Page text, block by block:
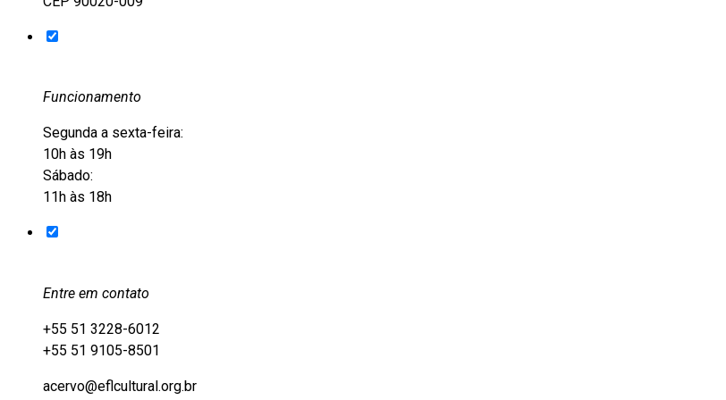
Funcionamento
Segunda a sexta-feira:
10h às 19h
Sábado:
11h às 18h
Entre em contato
+55 51 3228-6012
+55 51 9105-8501
acervo@eflcultural.org.br